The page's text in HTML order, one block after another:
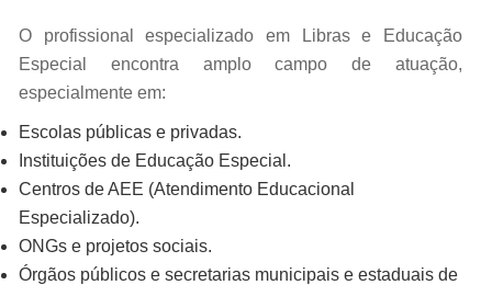
O profissional especializado em Libras e Educação
Especial encontra amplo campo de atuação,
especialmente em:
Escolas públicas e privadas.
Instituições de Educação Especial.
Centros de AEE (Atendimento Educacional
Especializado).
ONGs e projetos sociais.
Órgãos públicos e secretarias municipais e estaduais de